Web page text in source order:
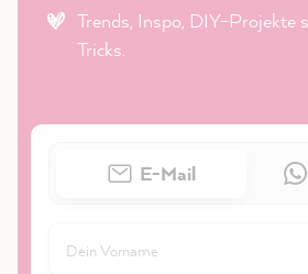
Trends, Inspo, DIY-Projekte
Tricks.
E-Mail